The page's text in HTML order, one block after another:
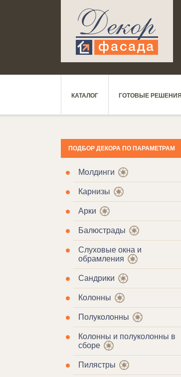
КАТАЛОГ ГОТОВЫЕ РЕШЕНИЯ
ПОДБОР ДЕКОРА ПО ПАРАМЕТРАМ
Молдинги
Карнизы
Арки
Балюстрады
Слуховые окна и
обрамления
Сандрики
Колонны
Полуколонны
Колонны и полуколонны в
сборе
Пилястры